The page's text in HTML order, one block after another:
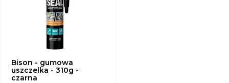
Bison - gumowa
uszczelka - 310g -
czarna